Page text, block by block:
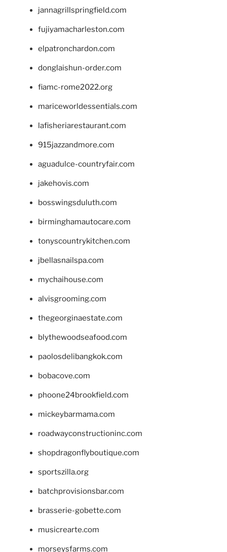
jannagrillspringfield.com
fujiyamacharleston.com
elpatronchardon.com
donglaishun-order.com
fiamc-rome2022.org
mariceworldessentials.com
lafisheriarestaurant.com
915jazzandmore.com
aguadulce-countryfair.com
jakehovis.com
bosswingsduluth.com
birminghamautocare.com
tonyscountrykitchen.com
jbellasnailspa.com
mychaihouse.com
alvisgrooming.com
thegeorginaestate.com
blythewoodseafood.com
paolosdelibangkok.com
bobacove.com
phoone24brookfield.com
mickeybarmama.com
roadwayconstructioninc.com
shopdragonflyboutique.com
sportszilla.org
batchprovisionsbar.com
brasserie-gobette.com
musicrearte.com
morseysfarms.com